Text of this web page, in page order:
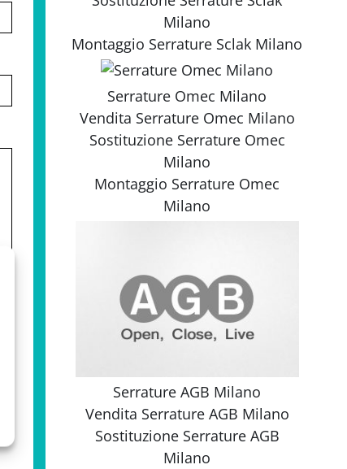
Milano
Montaggio Serrature Sclak Milano
Serrature Omec Milano
Vendita Serrature Omec Milano
Sostituzione Serrature Omec
Milano
Montaggio Serrature Omec
Milano
Serrature AGB Milano
Vendita Serrature AGB Milano
Sostituzione Serrature AGB
Milano